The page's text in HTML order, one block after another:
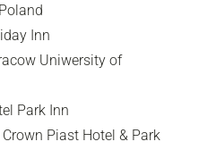
Inn
Uniwersity of
Park Inn
Piast Hotel & Park